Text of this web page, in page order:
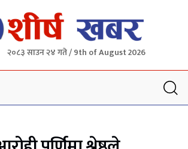
२०८३ साउन २४ गते / 9th of August 2026